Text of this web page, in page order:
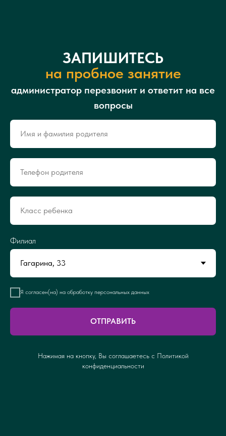
ЗАПИШИТЕСЬ
на пробное занятие
администратор перезвонит и ответит на все
вопросы
Филиал
Я согласен(на) на обработку персональных данных
ОТПРАВИТЬ
Нажимая на кнопку, Вы соглашаетесь с Политикой
конфиденциальности